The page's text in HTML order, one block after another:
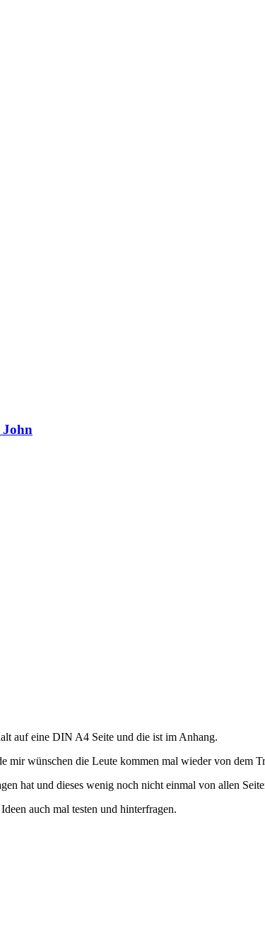
John
auf eine DIN A4 Seite und die ist im Anhang.
wünschen die Leute kommen mal wieder von dem
hat und dieses wenig noch nicht einmal von allen
auch mal testen und hinterfragen.